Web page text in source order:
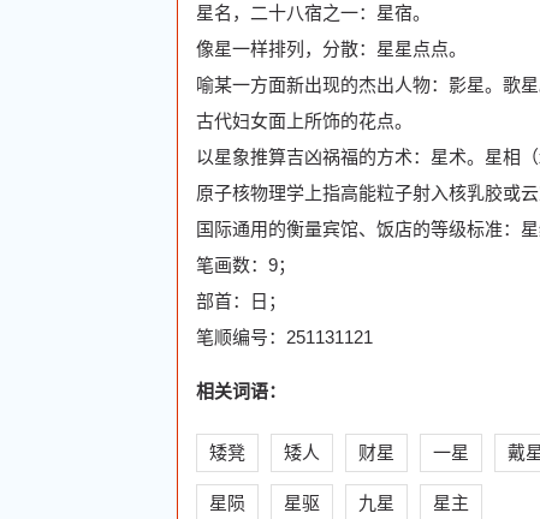
星名，二十八宿之一：星宿。
像星一样排列，分散：星星点点。
喻某一方面新出现的杰出人物：影星。歌星
古代妇女面上所饰的花点。
以星象推算吉凶祸福的方术：星术。星相（
原子核物理学上指高能粒子射入核乳胶或
国际通用的衡量宾馆、饭店的等级标准：星
笔画数：9；
部首：日；
笔顺编号：251131121
相关词语：
矮凳 矮人 财星 一星 戴星
星陨 星驱 九星 星主